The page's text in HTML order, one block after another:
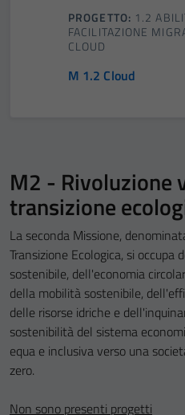
PROGETTO: 1.2
FACILITAZIONE
CLOUD
M 1.2 Cloud
M2 - Rivoluzione
transizione
La seconda Missione,
Transizione Ecologica, si
sostenibile, dell'economia
della mobilità sostenibile,
delle risorse idriche e
sostenibilità del sistema
equa e inclusiva verso una
zero.
Non sono presenti progetti